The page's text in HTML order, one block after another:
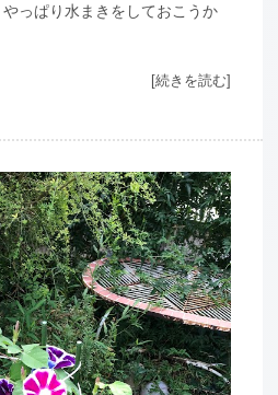
っぱり水まきをしておこうか
[続きを読む]